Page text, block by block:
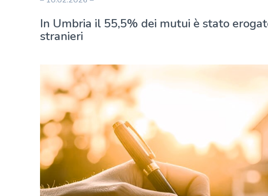
In Umbria il 55,5% dei mutui è stato
stranieri